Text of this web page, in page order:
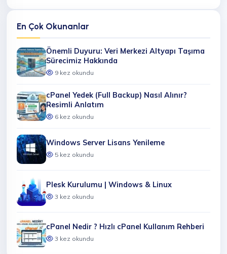
En Çok Okunanlar
Önemli Duyuru: Veri Merkezi Altyapı Taşıma
Sürecimiz Hakkında
9 kez okundu
cPanel Yedek (Full Backup) Nasıl Alınır?
Resimli Anlatım
6 kez okundu
Windows Server Lisans Yenileme
5 kez okundu
Plesk Kurulumu | Windows & Linux
3 kez okundu
cPanel Nedir ? Hızlı cPanel Kullanım Rehberi
3 kez okundu